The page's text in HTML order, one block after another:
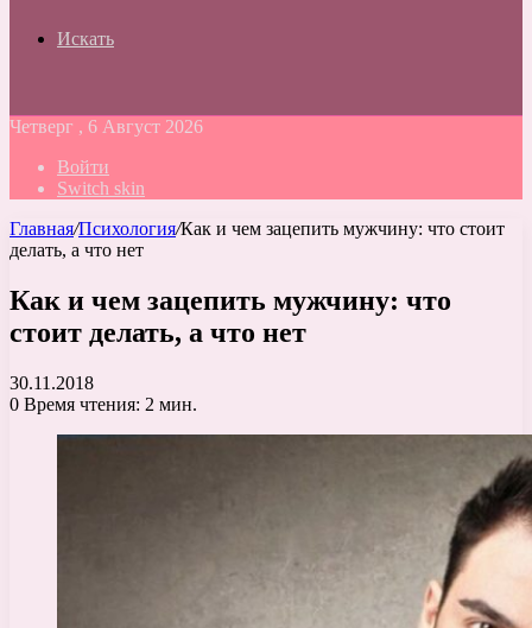
Искать
Четверг , 6 Август 2026
Войти
Switch skin
Главная/Психология/Как и чем зацепить мужчину: что стоит
делать, а что нет
Как и чем зацепить мужчину: что
стоит делать, а что нет
30.11.2018
0 Время чтения: 2 мин.